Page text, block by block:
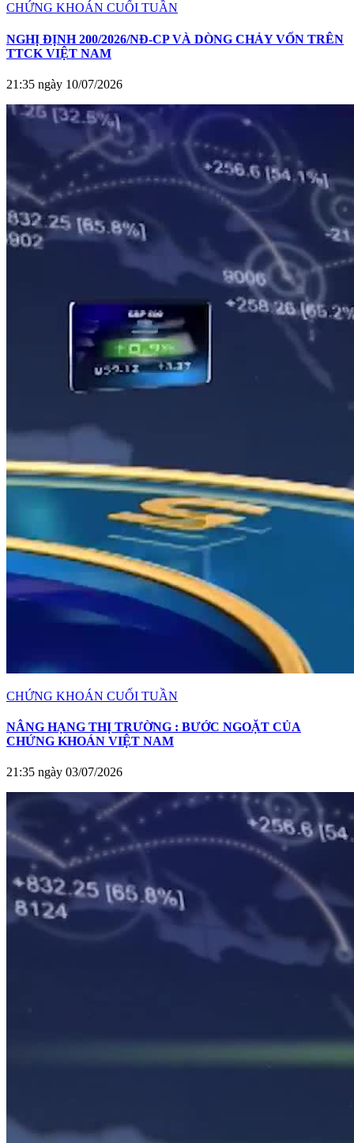
CHỨNG KHOÁN CUỐI TUẦN
NGHỊ ĐỊNH 200/2026/NĐ-CP VÀ DÒNG CHẢY VỐN TRÊN
TTCK VIỆT NAM
21:35 ngày 10/07/2026
CHỨNG KHOÁN CUỐI TUẦN
NÂNG HẠNG THỊ TRƯỜNG : BƯỚC NGOẶT CỦA
CHỨNG KHOÁN VIỆT NAM
21:35 ngày 03/07/2026